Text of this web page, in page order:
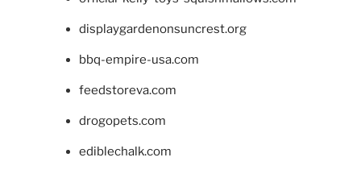
displaygardenonsuncrest.org
bbq-empire-usa.com
feedstoreva.com
drogopets.com
ediblechalk.com